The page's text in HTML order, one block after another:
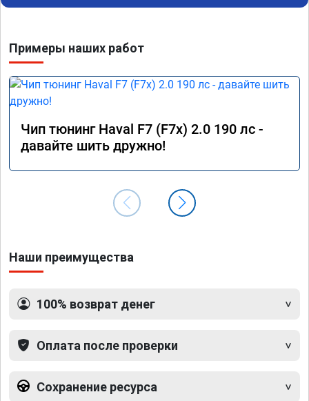
Номер
Примеры наших работ
Чип тюнинг Haval F7 (F7x) 2.0 190 лс -
давайте шить дружно!
Наши преимущества
100% возврат денег
Оплата после проверки
Сохранение ресурса